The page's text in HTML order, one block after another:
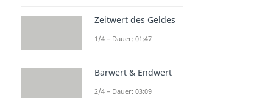
Zeitwert des Geldes
1/4 – Dauer: 01:47
Barwert & Endwert
2/4 – Dauer: 03:09